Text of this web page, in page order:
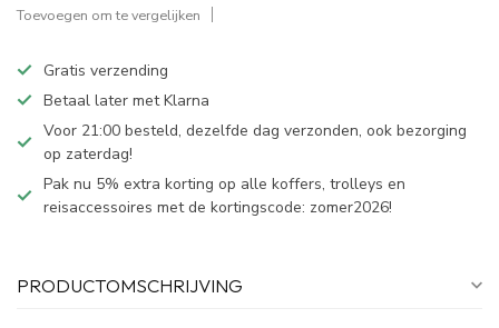
Toevoegen om te vergelijken
Gratis verzending
Betaal later met Klarna
Voor 21:00 besteld, dezelfde dag verzonden, ook bezorging
op zaterdag!
Pak nu 5% extra korting op alle koffers, trolleys en
reisaccessoires met de kortingscode: zomer2026!
PRODUCTOMSCHRIJVING